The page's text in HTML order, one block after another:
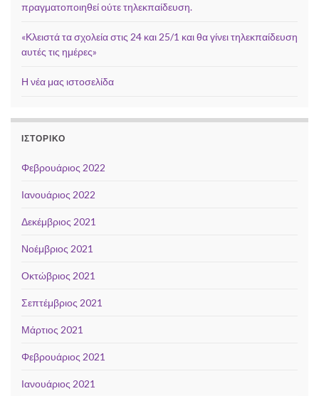
πραγματοποιηθεί ούτε τηλεκπαίδευση.
«Κλειστά τα σχολεία στις 24 και 25/1 και θα γίνει τηλεκπαίδευση
αυτές τις ημέρες»
Η νέα μας ιστοσελίδα
ΙΣΤΟΡΙΚΌ
Φεβρουάριος 2022
Ιανουάριος 2022
Δεκέμβριος 2021
Νοέμβριος 2021
Οκτώβριος 2021
Σεπτέμβριος 2021
Μάρτιος 2021
Φεβρουάριος 2021
Ιανουάριος 2021